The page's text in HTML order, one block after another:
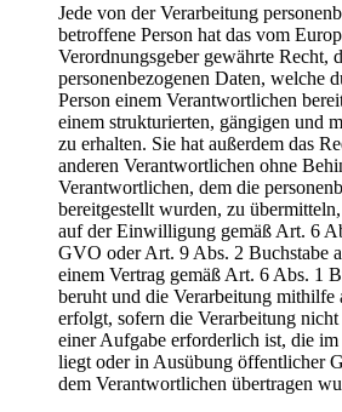
Jede von der Verarbeitung
betroffene Person hat das vom
Verordnungsgeber gewährte Recht,
personenbezogenen Daten, welche
Person einem Verantwortlichen
einem strukturierten, gängigen und
zu erhalten. Sie hat außerdem das
anderen Verantwortlichen ohne
Verantwortlichen, dem die
bereitgestellt wurden, zu
auf der Einwilligung gemäß Art. 6
GVO oder Art. 9 Abs. 2 Buchstabe
einem Vertrag gemäß Art. 6 Abs. 1
beruht und die Verarbeitung mithilfe
erfolgt, sofern die Verarbeitung
einer Aufgabe erforderlich ist, die
liegt oder in Ausübung öffentlicher
dem Verantwortlichen übertragen